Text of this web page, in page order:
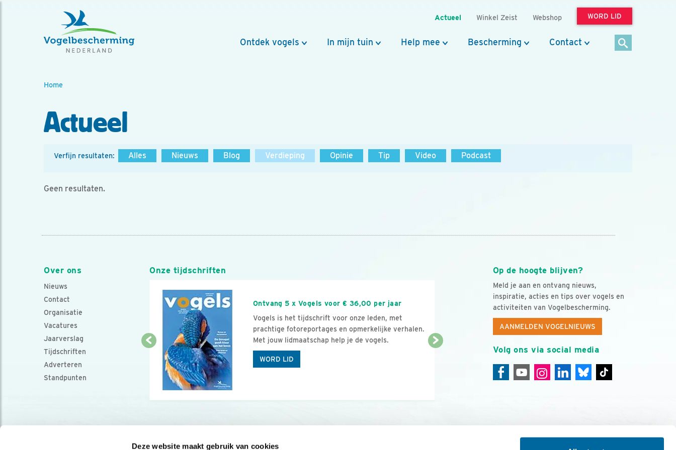
Deze website maakt gebruik van cookies
Actueel Winkel Zeist Webshop WORD LID
Ontdek vogels In mijn tuin Help mee Bescherming Contact
Home
Actueel
Verfijn resultaten: Alles Nieuws Blog Verdieping Opinie Tip Video Podcast
Geen resultaten.
Over ons
Nieuws
Contact
Organisatie
Vacatures
Jaarverslag
Tijdschriften
Adverteren
Standpunten
Op de hoogte blijven?
Meld je aan en ontvang nieuws,
inspiratie, acties en tips over vogels en
activiteiten van Vogelbescherming.
AANMELDEN VOGELNIEUWS
Volg ons via social media
Onze tijdschriften
Ontvang 5 x Vogels voor € 36,00 per jaar
Vogels is het tijdschrift voor onze leden, met
prachtige fotoreportages en opmerkelijke verhalen.
Met jouw lidmaatschap help je de vogels.
WORD LID